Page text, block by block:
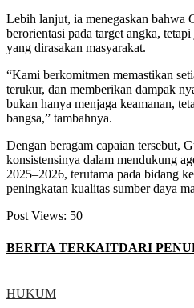
Lebih lanjut, ia menegaskan bahwa
berorientasi pada target angka,
yang dirasakan masyarakat.
“Kami berkomitmen memastikan
terukur, dan memberikan dampak
bukan hanya menjaga keamanan,
bangsa,” tambahnya.
Dengan beragam capaian tersebut,
konsistensinya dalam mendukung
2025–2026, terutama pada bidang
peningkatan kualitas sumber daya
Post Views: 50
BERITA TERKAITDARI
HUKUM